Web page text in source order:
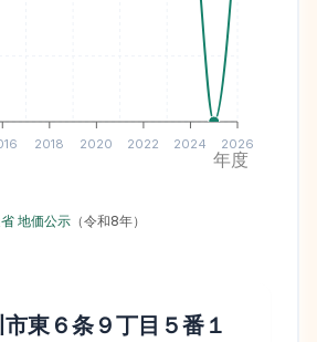
2018 2020 2022 2024 2026
年度
地価公示 （令和8年）
東６条９丁目５番１